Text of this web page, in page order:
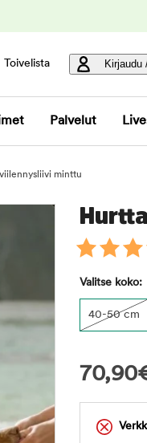
Toivelista Kirjaudu
Palvelut
minttu
Valitse koko:
40-50 cm
70,90